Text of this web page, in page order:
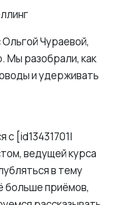
Чураевой,
Мы разобрали, как
и удерживать
с [id13431701|
ведущей курса
в тему
больше приёмов,